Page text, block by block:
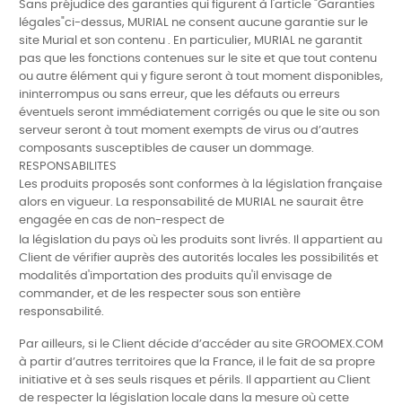
Sans préjudice des garanties qui figurent à l'article "Garanties
légales"ci-dessus, MURIAL ne consent aucune garantie sur le
site Murial et son contenu . En particulier, MURIAL ne garantit
pas que les fonctions contenues sur le site et que tout contenu
ou autre élément qui y figure seront à tout moment disponibles,
ininterrompus ou sans erreur, que les défauts ou erreurs
éventuels seront immédiatement corrigés ou que le site ou son
serveur seront à tout moment exempts de virus ou d’autres
composants susceptibles de causer un dommage.
RESPONSABILITES
Les produits proposés sont conformes à la législation française
alors en vigueur. La responsabilité de MURIAL ne saurait être
engagée en cas de non-respect de
la législation du pays où les produits sont livrés. Il appartient au
Client de vérifier auprès des autorités locales les possibilités et
modalités d'importation des produits qu'il envisage de
commander, et de les respecter sous son entière
responsabilité.
Par ailleurs, si le Client décide d’accéder au site GROOMEX.COM
à partir d’autres territoires que la France, il le fait de sa propre
initiative et à ses seuls risques et périls. Il appartient au Client
de respecter la législation locale dans la mesure où cette